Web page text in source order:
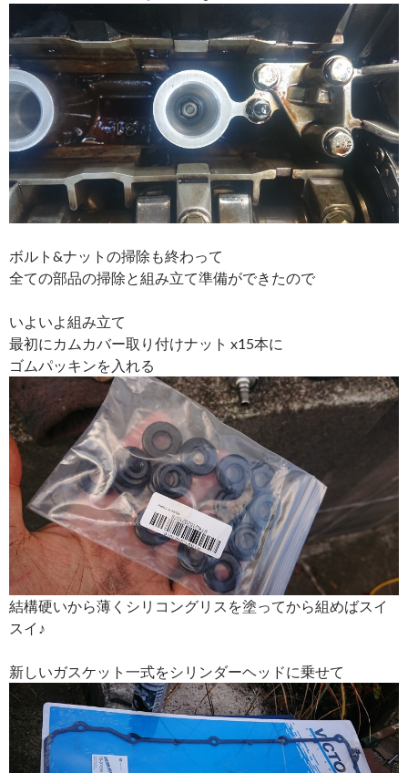
ボルト&ナットの掃除も終わって
全ての部品の掃除と組み立て準備ができたので
いよいよ組み立て
最初にカムカバー取り付けナット x15本に
ゴムパッキンを入れる
結構硬いから薄くシリコングリスを塗ってから組めばスイ
スイ♪
新しいガスケット一式をシリンダーヘッドに乗せて